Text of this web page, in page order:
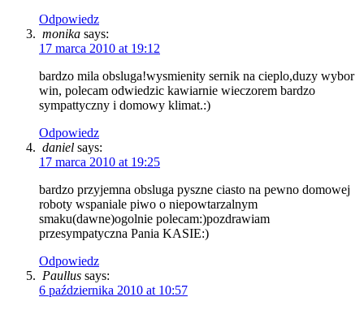
Odpowiedz
monika says:
17 marca 2010 at 19:12
bardzo mila obsluga!wysmienity sernik na cieplo,duzy wybor
win, polecam odwiedzic kawiarnie wieczorem bardzo
sympattyczny i domowy klimat.:)
Odpowiedz
daniel says:
17 marca 2010 at 19:25
bardzo przyjemna obsluga pyszne ciasto na pewno domowej
roboty wspaniale piwo o niepowtarzalnym
smaku(dawne)ogolnie polecam:)pozdrawiam
przesympatyczna Pania KASIE:)
Odpowiedz
Paullus says:
6 października 2010 at 10:57